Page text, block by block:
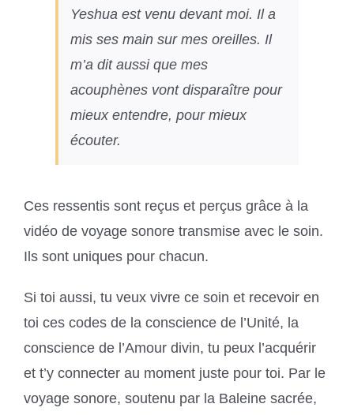
Yeshua est venu devant moi. Il a
mis ses main sur mes oreilles. Il
m’a dit aussi que mes
acouphènes vont disparaître pour
mieux entendre, pour mieux
écouter.
Ces ressentis sont reçus et perçus grâce à la
vidéo de voyage sonore transmise avec le soin.
Ils sont uniques pour chacun.
Si toi aussi, tu veux vivre ce soin et recevoir en
toi ces codes de la conscience de l’Unité, la
conscience de l’Amour divin, tu peux l’acquérir
et t’y connecter au moment juste pour toi. Par le
voyage sonore, soutenu par la Baleine sacrée,